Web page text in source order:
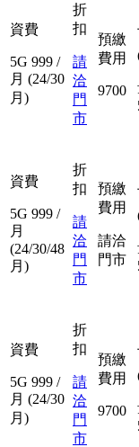
資費
5G 999 /
月 (24/30
月)
折
扣
請
洽
門
市
預繳
費用
9700
資費
5G 999 /
月
(24/30/48
月)
折
扣
請
洽
門
市
預繳
費用
請洽
門市
資費
5G 999 /
月 (24/30
月)
折
扣
請
洽
門
市
預繳
費用
9700